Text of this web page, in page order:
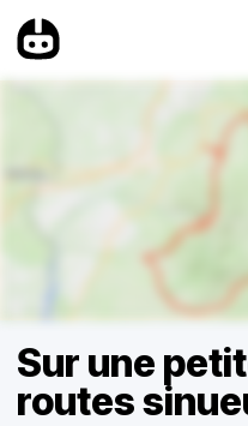
Sur une
routes